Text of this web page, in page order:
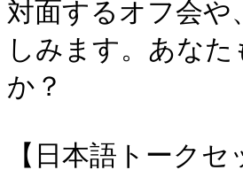
し、相手の顔
ても有効です
プログラムの